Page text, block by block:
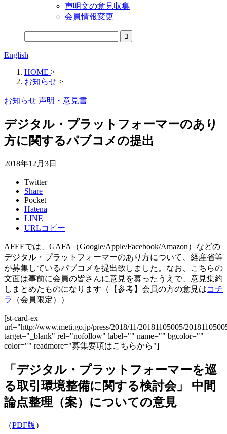
声明文の意見収集
会員情報変更
English
HOME >
お知らせ >
お知らせ 声明・意見書
デジタル・プラットフォーマーのあり
方に関するパブコメの提出
2018年12月3日
Twitter
Share
Pocket
Hatena
LINE
URLコピー
AFEEでは、GAFA（Google/Apple/Facebook/Amazon）などの
デジタル・プラットフォーマーのあり方について、経産省等
が募集しているパブコメを提出致しました。なお、こちらの
文面は事前に会員の皆さんに意見を募ったうえで、意見集約
しまとめたものになります（【参考】会員の方の意見はコチ
ラ
（会員限定））
[st-card-ex
url="http://www.meti.go.jp/press/2018/11/20181105005/
target="_blank" rel="nofollow" label="" name="" bgcolor=""
color="" readmore="募集要項はこちらから"]
「デジタル・プラットフォーマーを巡
る取引環境整備に関する検討会」 中間
論点整理（案）についての意見
（PDF版 ）